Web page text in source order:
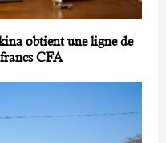
obtient une ligne de
CFA